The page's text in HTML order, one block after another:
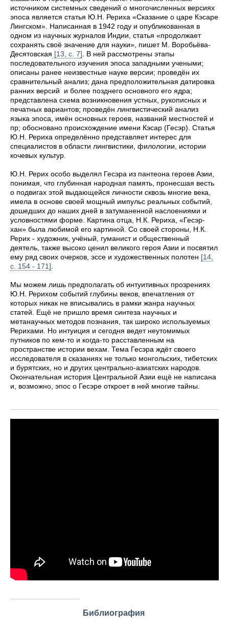
источником системных сведений о многочисленных версиях
эпоса является статья Ю.Н. Рериха «Сказание о царе Кэсаре
Лингском». Написанная в 1942 году и опубликованная в
одном из научных журналов Индии, статья «продолжает
сохранять своё значение для науки», пишет М. Воробьёва-
Десятовская [13, с. 7] . В ней рассмотрены этапы
последовательного изучения эпоса западными учеными;
описаны ранее неизвестные науке версии; проведён их
сравнительный анализ; дана предположительная датировка
ранних версий и более позднего основного его ядра;
представлена схема возникновения устных, рукописных и
печатных вариантов; проведён лингвистический анализ
языка эпоса, имён основных героев, названий местностей и
пр; обосновано происхождение имени Кэсар (Гесэр). Статья
Ю.Н. Рериха определённо представляет интерес для
специалистов в области лингвистики, филологии, истории
кочевых культур.
Ю.Н. Рерих особо выделял Гесэра из пантеона героев Азии,
понимая, что глубинная народная память, пронесшая весть
о подвигах этой выдающейся личности сквозь многие века,
имела в основе своей мощный импульс реальных событий,
дошедших до наших дней в затуманенной наслоениями и
условностями форме. Картина отца, Н.К. Рериха, «Гесэр-
хан» была любимой его картиной. Со своей стороны, Н.К.
Рерих - художник, учёный, гуманист и общественный
деятель, также высоко ценил великого героя Азии и посвятил
ему ряд своих очерков, эссе и художественных полотен [14,
с. 154 - 171]
Мы можем лишь предполагать об интуитивных прозрениях
Ю.Н. Рерихом событий глубины веков, впечатления от
которых никак не вписывались в рамки жанра научных
статей. Ещё не пришло время синтеза научных и
метанаучных методов познания, так широко используемых
Рерихами. Но интуиция и сегодня ведет неутомимых
путников по кем-то и когда-то расставленным на
пространстве истории вехам. Тема Гесэра ждёт своего
исследователя в сказаниях не только монгольских, тибетских
и бурятских, но и других центрально-азиатских народов.
Окончательная история Центральной Азии ещё не написана
и, возможно, эпос о Гесэре откроет в ней многие тайны.
Библиография